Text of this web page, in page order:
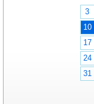
3
10
17
24
31